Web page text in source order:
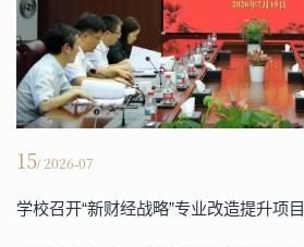
15/ 2026-07
学校召开“新财经战略”专业改造提升项